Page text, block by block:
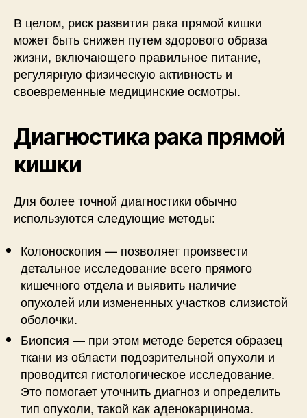
В целом, риск развития рака прямой кишки
может быть снижен путем здорового образа
жизни, включающего правильное питание,
регулярную физическую активность и
своевременные медицинские осмотры.
Диагностика рака прямой
кишки
Для более точной диагностики обычно
используются следующие методы:
Колоноскопия — позволяет произвести
детальное исследование всего прямого
кишечного отдела и выявить наличие
опухолей или измененных участков слизистой
оболочки.
Биопсия — при этом методе берется образец
ткани из области подозрительной опухоли и
проводится гистологическое исследование.
Это помогает уточнить диагноз и определить
тип опухоли, такой как аденокарцинома.